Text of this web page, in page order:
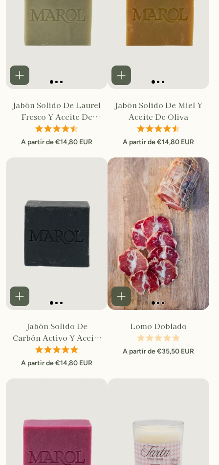
Jabón Solido De Laurel
Fresco Y Aceite De
Oliva
A partir de €14,80 EUR
Jabón Solido De Miel Y
Aceite De Oliva
A partir de €14,80 EUR
Jabón Solido De
Carbón Activo Y Aceite
De Oliva
A partir de €14,80 EUR
Lomo Doblado
A partir de €35,50 EUR